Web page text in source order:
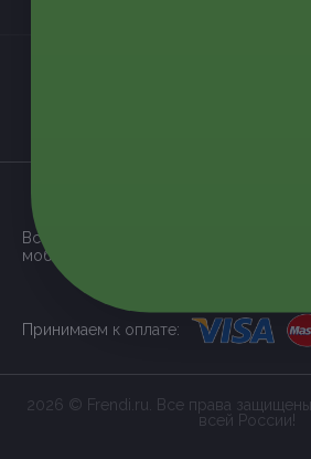
Все наши купоны доступны через
мобильное приложение:
Принимаем к оплате:
2026 © Frendi.ru. Все права
всей России!